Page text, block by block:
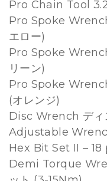
Pro Chain Tool
Pro Spoke
エロー)
Pro Spoke
リーン)
Pro Spoke
(オレンジ)
Disc Wrench ディ
Adjustable
Hex Bit Set II – 18
Demi Torque